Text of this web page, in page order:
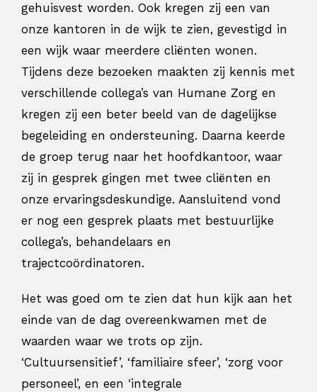
gehuisvest worden. Ook kregen zij een van
onze kantoren in de wijk te zien, gevestigd in
een wijk waar meerdere cliënten wonen.
Tijdens deze bezoeken maakten zij kennis met
verschillende collega’s van Humane Zorg en
kregen zij een beter beeld van de dagelijkse
begeleiding en ondersteuning. Daarna keerde
de groep terug naar het hoofdkantoor, waar
zij in gesprek gingen met twee cliënten en
onze ervaringsdeskundige. Aansluitend vond
er nog een gesprek plaats met bestuurlijke
collega’s, behandelaars en
trajectcoördinatoren.
Het was goed om te zien dat hun kijk aan het
einde van de dag overeenkwamen met de
waarden waar we trots op zijn.
‘Cultuursensitief’, ‘familiaire sfeer’, ‘zorg voor
personeel’, en een ‘integrale